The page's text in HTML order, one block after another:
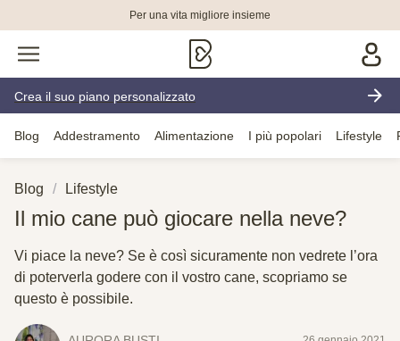
Per una vita migliore insieme
Crea il suo piano personalizzato
Blog Addestramento Alimentazione I più popolari Lifestyle
Blog Lifestyle
Il mio cane può giocare nella neve?
Vi piace la neve? Se è così sicuramente non vedrete l’ora
di poterverla godere con il vostro cane, scopriamo se
questo è possibile.